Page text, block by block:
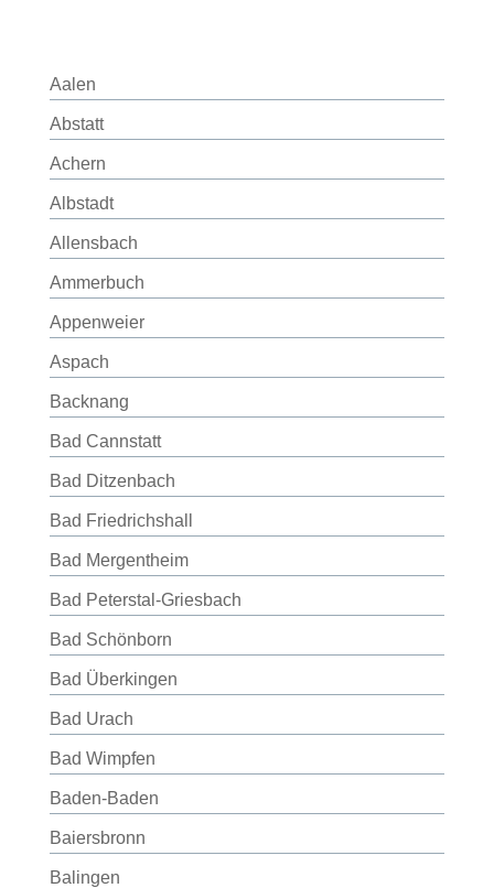
Aalen
Abstatt
Achern
Albstadt
Allensbach
Ammerbuch
Appenweier
Aspach
Backnang
Bad Cannstatt
Bad Ditzenbach
Bad Friedrichshall
Bad Mergentheim
Bad Peterstal-Griesbach
Bad Schönborn
Bad Überkingen
Bad Urach
Bad Wimpfen
Baden-Baden
Baiersbronn
Balingen